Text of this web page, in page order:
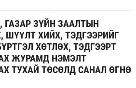
ГАЗАР ЗҮЙН ЗААЛТЫН
ШҮҮЛТ ХИЙХ, ТЭДГЭЭРИЙГ
ХӨТЛӨХ, ТЭДГЭЭРТ
ЖУРАМД НЭМЭЛТ
ТУХАЙ ТӨСӨЛД САНАЛ ӨГНӨ